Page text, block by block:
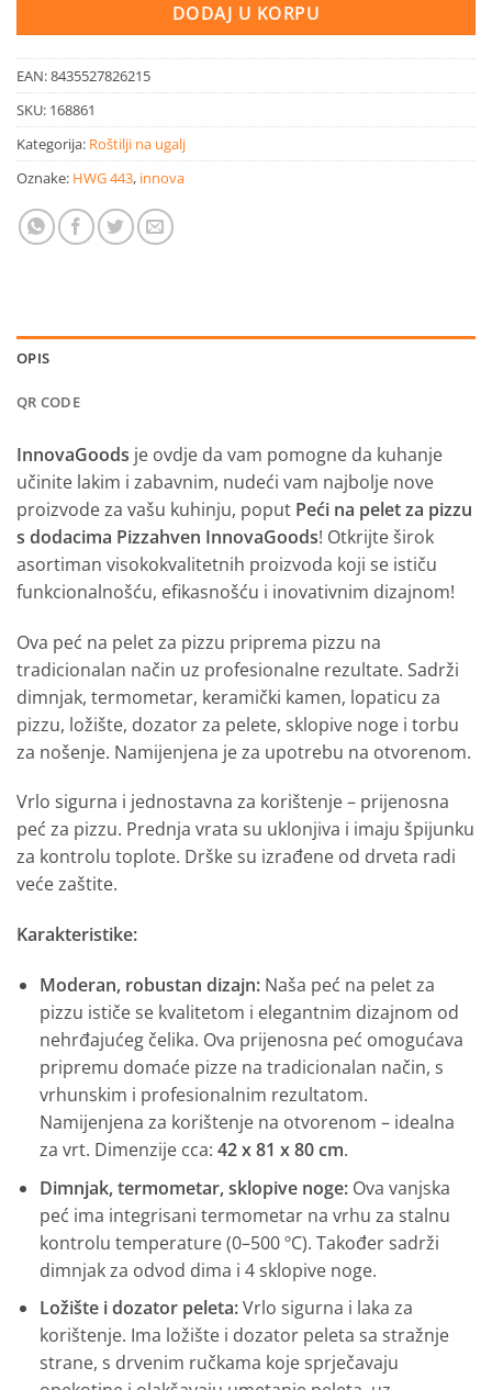
DODAJ U KORPU
EAN:8435527826215
SKU: 168861
Kategorija: Roštilji na ugalj
Oznake: HWG 443, innova
OPIS
QR CODE
InnovaGoods je ovdje da vam pomogne da kuhanje
učinite lakim i zabavnim, nudeći vam najbolje nove
proizvode za vašu kuhinju, poput Peći na pelet za pizzu
s dodacima Pizzahven InnovaGoods! Otkrijte širok
asortiman visokokvalitetnih proizvoda koji se ističu
funkcionalnošću, efikasnošću i inovativnim dizajnom!
Ova peć na pelet za pizzu priprema pizzu na
tradicionalan način uz profesionalne rezultate. Sadrži
dimnjak, termometar, keramički kamen, lopaticu za
pizzu, ložište, dozator za pelete, sklopive noge i torbu
za nošenje. Namijenjena je za upotrebu na otvorenom.
Vrlo sigurna i jednostavna za korištenje – prijenosna
peć za pizzu. Prednja vrata su uklonjiva i imaju špijunku
za kontrolu toplote. Drške su izrađene od drveta radi
veće zaštite.
Karakteristike:
Moderan, robustan dizajn:Naša peć na pelet za
pizzu ističe se kvalitetom i elegantnim dizajnom od
nehrđajućeg čelika. Ova prijenosna peć omogućava
pripremu domaće pizze na tradicionalan način, s
vrhunskim i profesionalnim rezultatom.
Namijenjena za korištenje na otvorenom – idealna
za vrt. Dimenzije cca: 42 x 81 x 80 cm.
Dimnjak, termometar, sklopive noge:Ova vanjska
peć ima integrisani termometar na vrhu za stalnu
kontrolu temperature (0–500 ºC). Također sadrži
dimnjak za odvod dima i 4 sklopive noge.
Ložište i dozator peleta:Vrlo sigurna i laka za
korištenje. Ima ložište i dozator peleta sa stražnje
strane, s drvenim ručkama koje sprječavaju